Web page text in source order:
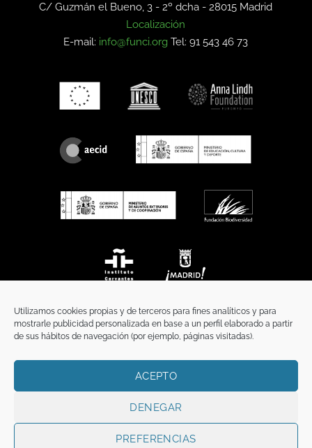
Utilizamos cookies propias y de terceros para fines analíticos y para
mostrarle publicidad personalizada en base a un perfil elaborado a partir
de sus hábitos de navegación (por ejemplo, páginas visitadas).
ACEPTO
DENEGAR
PREFERENCIAS
C/ Guzmán el Bueno, 3 - 2º dcha -28015 Madrid
Localización
E-mail: info@funci.org Tel: 91 543 46 73
TÉRMINOS Y CONDICIONES
Copyright 2026 ©FunciFUNCI es titular de los derechos de propiedad
intelectual e industrial de este sitio web, y es también titular o tiene la